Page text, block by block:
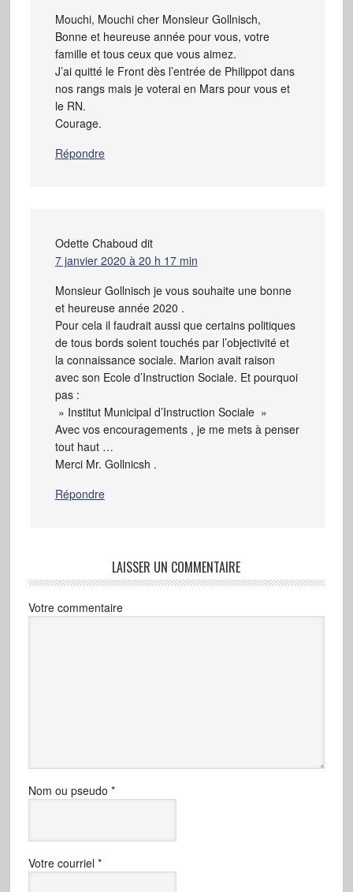
Mouchi, Mouchi cher Monsieur Gollnisch,
Bonne et heureuse année pour vous, votre
famille et tous ceux que vous aimez.
J’ai quitté le Front dès l’entrée de Philippot dans
nos rangs mais je voterai en Mars pour vous et
le RN.
Courage.
Répondre
Odette Chaboud dit
7 janvier 2020 à 20 h 17 min
Monsieur Gollnisch je vous souhaite une bonne
et heureuse année 2020 .
Pour cela il faudrait aussi que certains politiques
de tous bords soient touchés par l’objectivité et
la connaissance sociale. Marion avait raison
avec son Ecole d’Instruction Sociale. Et pourquoi
pas :
» Institut Municipal d’Instruction Sociale »
Avec vos encouragements , je me mets à penser
tout haut …
Merci Mr. Gollnicsh .
Répondre
LAISSER UN COMMENTAIRE
Votre commentaire
Nom ou pseudo *
Votre courriel *